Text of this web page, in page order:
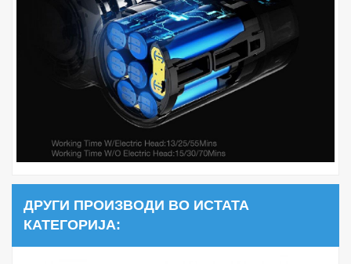
ДРУГИ ПРОИЗВОДИ ВО ИСТАТА
КАТЕГОРИЈА: